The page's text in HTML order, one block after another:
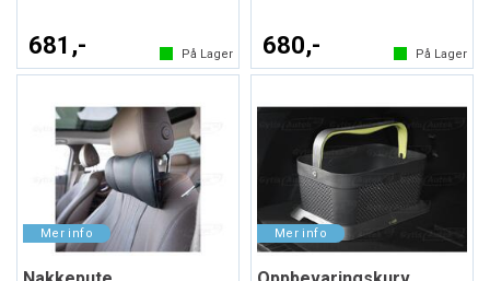
681,- På Lager 680,- På Lager